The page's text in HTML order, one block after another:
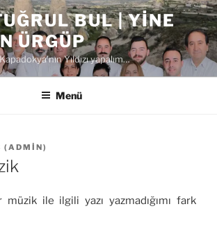
BUL | YINE
ÜRGÜP
Yıldızı yapalım…
Menü
( ADMIN)
müzik ile ilgili yazı yazmadığımı fark